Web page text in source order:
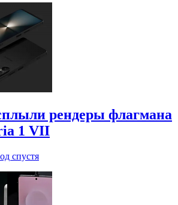
рендеры флагмана
1 VII
спустя